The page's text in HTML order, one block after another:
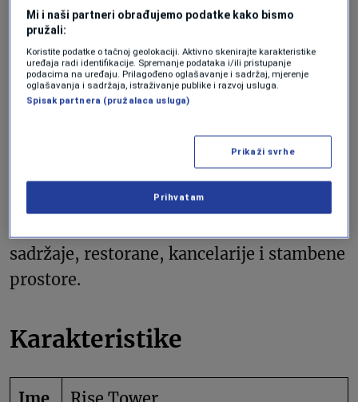
visina iznosi 830 metara, kao i
planiranu Jeddah kulu, također u
Saudijskoj Arabiji.
Saudijski Državni investicioni fond pozvao
je međunarodne građevinske kompanije
dostave ponude za upravljanje
projektom.
sadržaje, restorane, kancelarije i stambene
prostore.
Karakteristike
Mi i naši partneri obrađujemo podatke kako bismo
pružali:
Koristite podatke o tačnoj geolokaciji. Aktivno skenirajte karakteristike
uređaja radi identifikacije. Spremanje podataka i/ili pristupanje
podacima na uređaju. Prilagođeno oglašavanje i sadržaj, mjerenje
oglašavanja i sadržaja, istraživanje publike i razvoj usluga.
Spisak partnera (pružalaca usluga)
Prikaži svrhe
Prihvatam